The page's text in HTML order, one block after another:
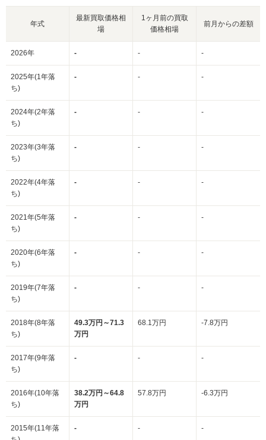
年式
最新買取価格相
場
1ヶ月前の買取
価格相場
前月からの差額
2026年 - - -
2025年(1年落
ち)
- - -
2024年(2年落
ち)
- - -
2023年(3年落
ち)
- - -
2022年(4年落
ち)
- - -
2021年(5年落
ち)
- - -
2020年(6年落
ち)
- - -
2019年(7年落
ち)
- - -
2018年(8年落
ち)
49.3万円～71.3
万円
68.1万円 -7.8万円
2017年(9年落
ち)
- - -
2016年(10年落
ち)
38.2万円～64.8
万円
57.8万円 -6.3万円
2015年(11年落
- - -